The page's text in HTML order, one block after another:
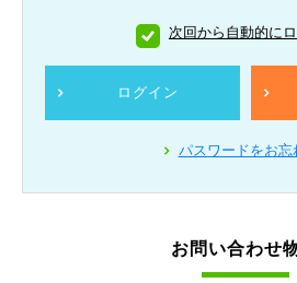
次回から自動的に
ログイン
パスワードをお忘
お問い合わせ